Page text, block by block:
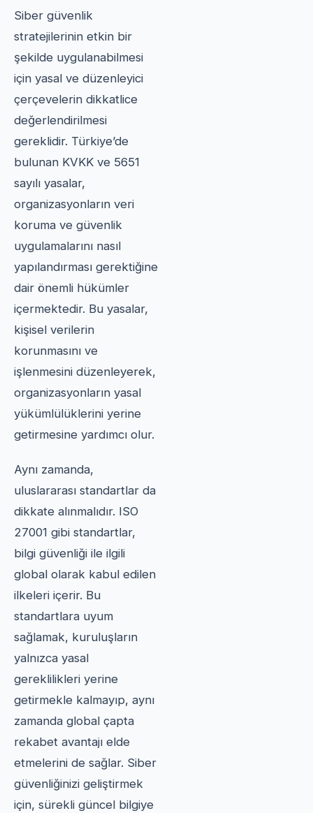
Siber güvenlik
stratejilerinin etkin bir
şekilde uygulanabilmesi
için yasal ve düzenleyici
çerçevelerin dikkatlice
değerlendirilmesi
gereklidir. Türkiye’de
bulunan KVKK ve 5651
sayılı yasalar,
organizasyonların veri
koruma ve güvenlik
uygulamalarını nasıl
yapılandırması gerektiğine
dair önemli hükümler
içermektedir. Bu yasalar,
kişisel verilerin
korunmasını ve
işlenmesini düzenleyerek,
organizasyonların yasal
yükümlülüklerini yerine
getirmesine yardımcı olur.
Aynı zamanda,
uluslararası standartlar da
dikkate alınmalıdır. ISO
27001 gibi standartlar,
bilgi güvenliği ile ilgili
global olarak kabul edilen
ilkeleri içerir. Bu
standartlara uyum
sağlamak, kuruluşların
yalnızca yasal
gereklilikleri yerine
getirmekle kalmayıp, aynı
zamanda global çapta
rekabet avantajı elde
etmelerini de sağlar. Siber
güvenliğinizi geliştirmek
için, sürekli güncel bilgiye